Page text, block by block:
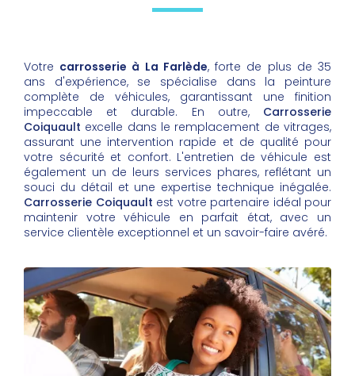
Votre carrosserie à La Farlède, forte de plus de 35
ans d'expérience, se spécialise dans la peinture
complète de véhicules, garantissant une finition
impeccable et durable. En outre, Carrosserie
Coiquault excelle dans le remplacement de vitrages,
assurant une intervention rapide et de qualité pour
votre sécurité et confort. L'entretien de véhicule est
également un de leurs services phares, reflétant un
souci du détail et une expertise technique inégalée.
Carrosserie Coiquault est votre partenaire idéal pour
maintenir votre véhicule en parfait état, avec un
service clientèle exceptionnel et un savoir-faire avéré.